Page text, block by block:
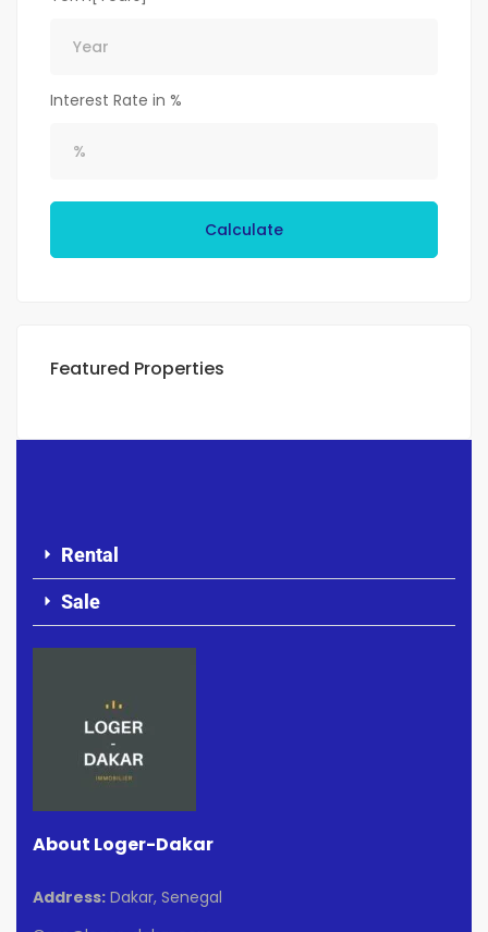
Interest Rate in %
Calculate
Featured Properties
Rental
Sale
About Loger-Dakar
Address: Dakar, Senegal